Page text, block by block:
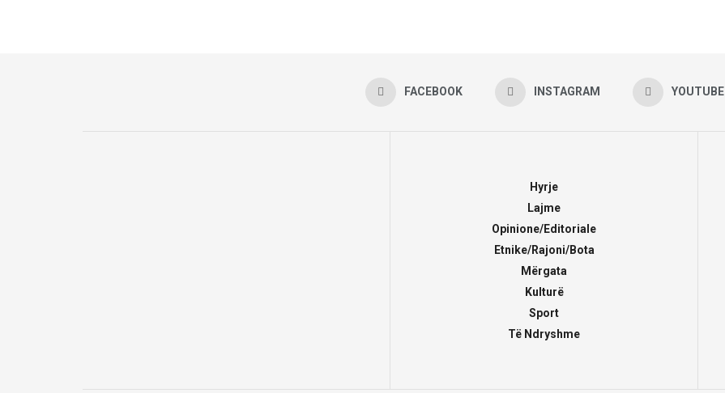
FACEBOOK INSTAGRAM YOUTUBE
Hyrje
Lajme
Opinione/Editoriale
Etnike/Rajoni/Bota
Mërgata
Kulturë
Sport
Të Ndryshme